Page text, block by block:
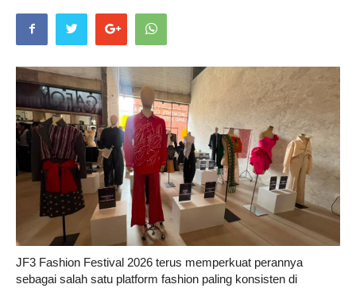
Career
Style
JF3 Fashion Festival 2026 terus memperkuat perannya
sebagai salah satu platform fashion paling konsisten di